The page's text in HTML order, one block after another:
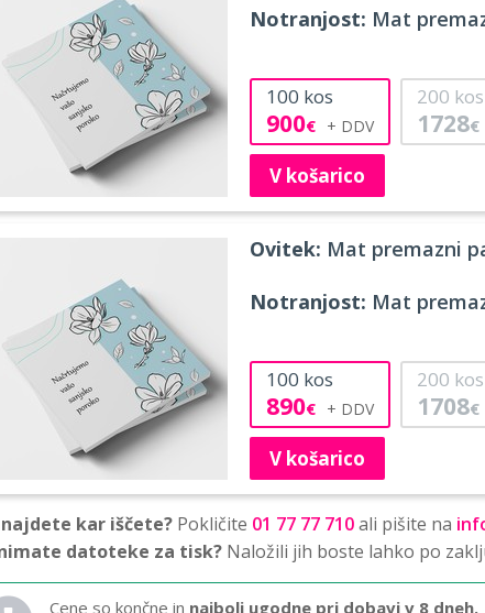
Notranjost: Mat
100 kos
900€
200 kos
1728€
V košarico
Ovitek: Mat premazni
Notranjost: Mat
100 kos
890€
200 kos
1708€
V košarico
kar iščete? Pokličite 01 77 77 710ali pišite na
datoteke za tisk? Naložili jih boste lahko po
Cene so končne in najbolj ugodne pri dobavi v 8 dneh.